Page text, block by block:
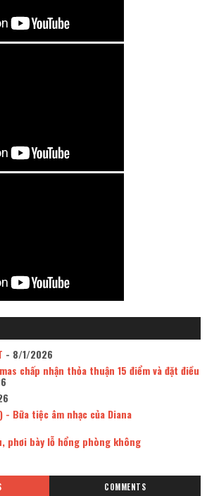
- 8/1/2026
chấp nhận thỏa thuận 15 điểm và đặt điều
- Bữa tiệc âm nhạc của Diana
phơi bày lỗ hổng phòng không
COMMENTS